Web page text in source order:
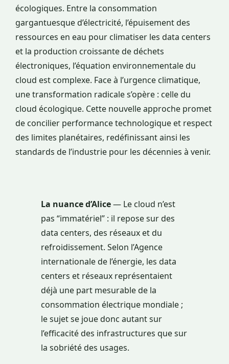
écologiques. Entre la consommation
gargantuesque d’électricité, l’épuisement des
ressources en eau pour climatiser les data centers
et la production croissante de déchets
électroniques, l’équation environnementale du
cloud est complexe. Face à l’urgence climatique,
une transformation radicale s’opère : celle du
cloud écologique. Cette nouvelle approche promet
de concilier performance technologique et respect
des limites planétaires, redéfinissant ainsi les
standards de l’industrie pour les décennies à venir.
La nuance d’Alice— Le cloud n’est
pas “immatériel” : il repose sur des
data centers, des réseaux et du
refroidissement. Selon l’Agence
internationale de l’énergie, les data
centers et réseaux représentaient
déjà une part mesurable de la
consommation électrique mondiale ;
le sujet se joue donc autant sur
l’efficacité des infrastructures que sur
la sobriété des usages.